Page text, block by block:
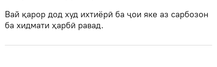
Вай қарор дод худ ихтиёрӣ ба ҷои яке аз сарбозон
ба хидмати ҳарбӣ равад.